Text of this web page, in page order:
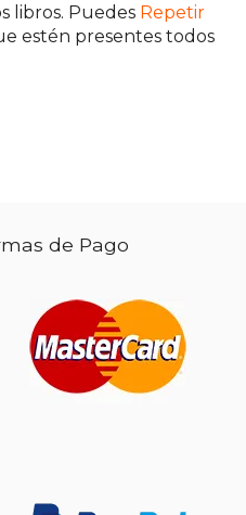
50%
dcto. $
libros. Puedes Repetir
estén presentes todos
de Pago